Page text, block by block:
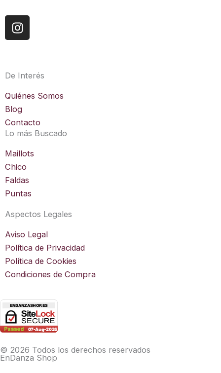
I
n
a
g
r
a
m
De Interés
Quiénes Somos
Blog
Contacto
Lo más Buscado
Maillots
Chico
Faldas
Puntas
Aspectos Legales
Aviso Legal
Política de Privacidad
Política de Cookies
Condiciones de Compra
© 2026 Todos los derechos reservados
EnDanza Shop